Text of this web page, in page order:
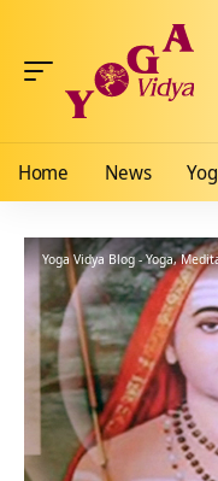
Home News
Yoga Vidya Blog - Yoga,